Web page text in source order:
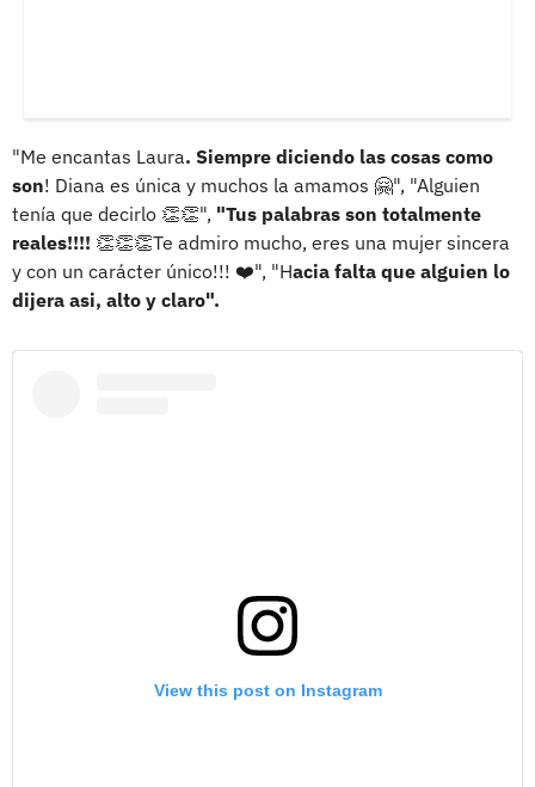
"Me encantas Laura. Siempre diciendo las cosas como
son! Diana es única y muchos la amamos 🤗", "Alguien
tenía que decirlo 👏👏", "Tus palabras son totalmente
reales!!!! 👏👏👏Te admiro mucho, eres una mujer sincera
y con un carácter único!!! ❤️", "Hacia falta que alguien lo
dijera asi, alto y claro".
View this post on Instagram